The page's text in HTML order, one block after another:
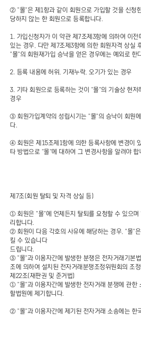
② "몰"은 제1항과 같이 회원으로 가입할 것을 신청
당하지 않는 한 회원으로 등록합니다.
1. 가입신청자가 이 약관 제7조제3항에 의하여 이전
있는 경우, 다만 제7조제3항에 의한 회원자격 상실
"몰"의 회원재가입 승낙을 얻은 경우에는 예외로 한
2. 등록 내용에 허위, 기재누락, 오기가 있는 경우
3. 기타 회원으로 등록하는 것이 "몰"의 기술상 현저
경우
③ 회원가입계약의 성립시기는 "몰"의 승낙이 회원
다.
④ 회원은 제15조제1항에 의한 등록사항에 변경이
타 방법으로 "몰"에 대하여 그 변경사항을 알려야 합
제7조(회원 탈퇴 및 자격 상실 등)
① 회원은 "몰"에 언제든지 탈퇴를 요청할 수 있으며
리합니다.
② 회원이 다음 각호의 사유에 해당하는 경우, "몰"
킬 수 있습니다
드립니다.
③ "몰"과 이용자간에 발생한 분쟁은 전자거래기본
조에 의하여 설치된 전자거래분쟁조정위원회의 조
제22조(재판권 및 준거법)
① "몰"과 이용자간에 발생한 전자거래 분쟁에 관한
할법원에 제기합니다.
② "몰"과 이용자간에 제기된 전자거래 소송에는 한